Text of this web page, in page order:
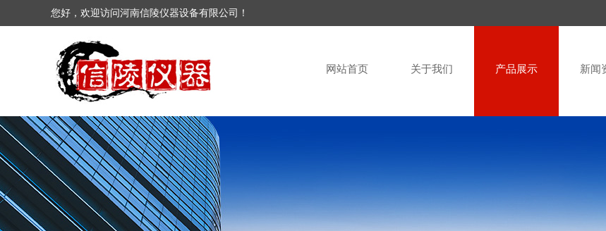
您好，欢迎访问河南信陵仪器设备有限公司！
网站首页 关于我们 产品展示 新闻